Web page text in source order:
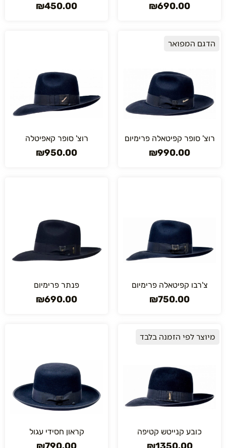
₪690.00
₪450.00
הדגם המפואר
רוצ' סופר קפיטאלה פרימיום
₪990.00
רוצ' סופר קאפיטלה
₪950.00
צ'רבו קפיטאלה פרימיום
₪750.00
פנתר פרימיום
₪690.00
מיוצר לפי הזמנה בלבד
כובע קנייטש קטיפה קראון חסידי עגול